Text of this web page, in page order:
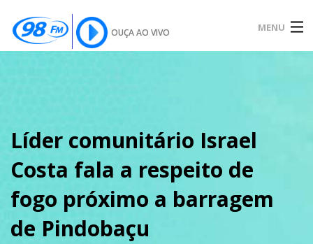
OUÇA AO VIVO MENU
SOBRE
PODCAST
Líder comunitário Israel
Costa fala a respeito de
fogo próximo a barragem
de Pindobaçu